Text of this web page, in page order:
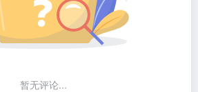
暂无评论...